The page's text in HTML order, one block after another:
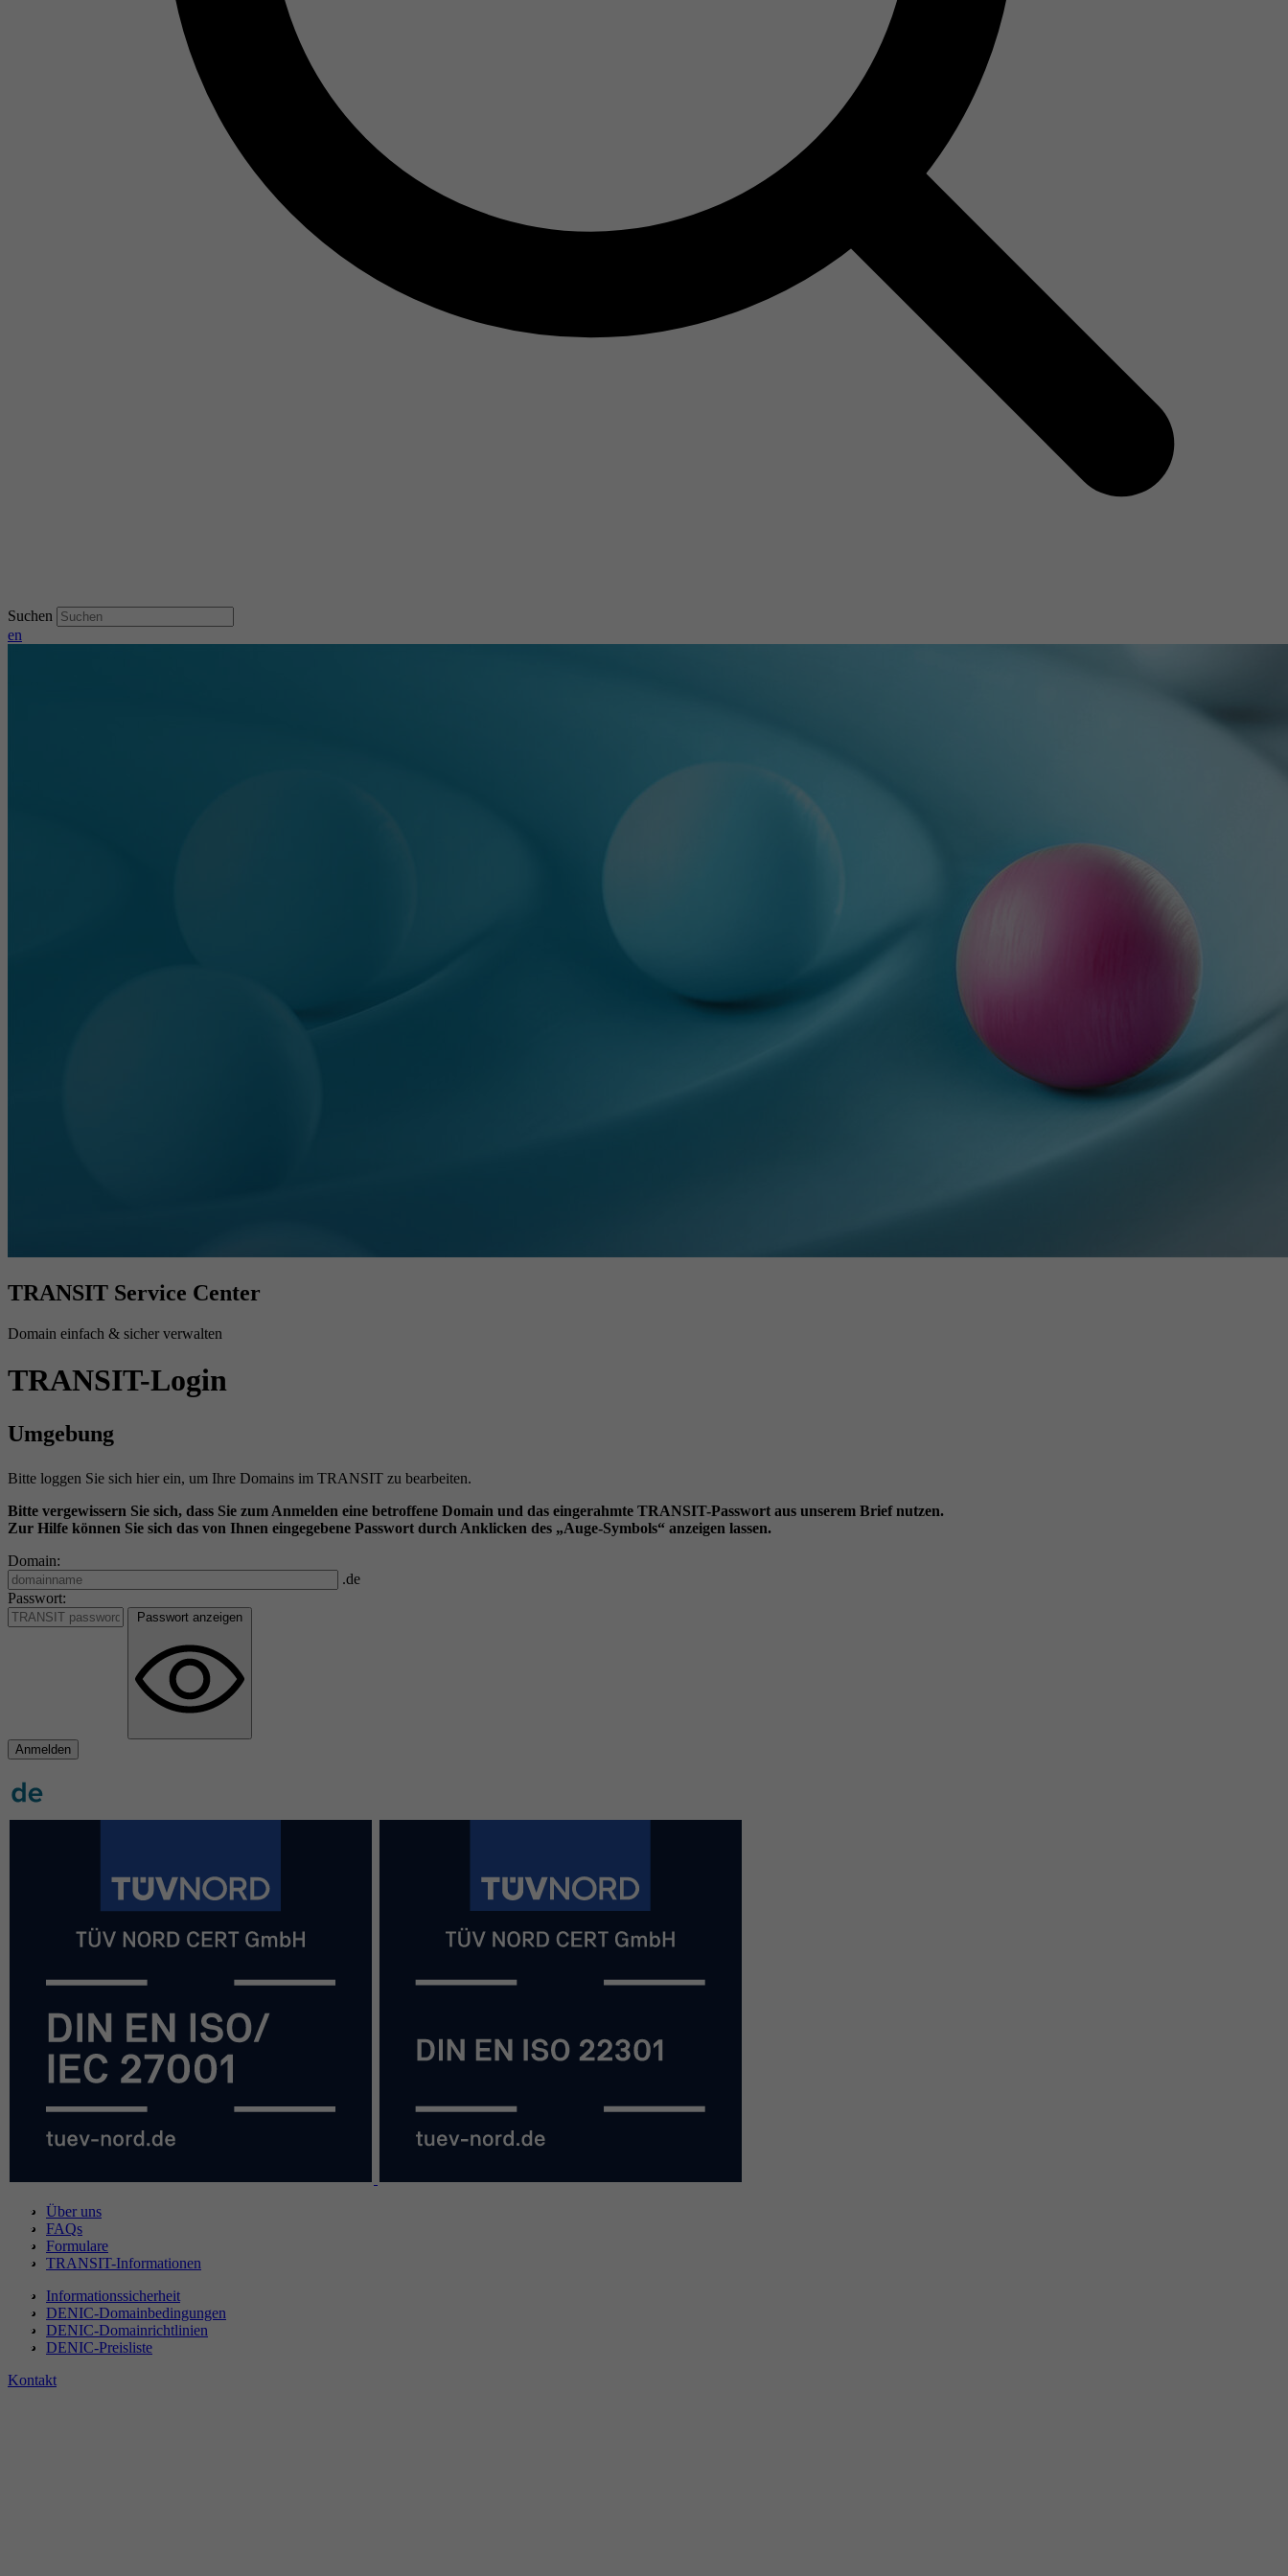
Suchen
en
TRANSIT Service Center
Domain einfach & sicher verwalten
TRANSIT-Login
Umgebung
Bitte loggen Sie sich hier ein, um Ihre Domains im TRANSIT zu bearbeiten.
Bitte vergewissern Sie sich, dass Sie zum Anmelden eine betroffene Domain und das eingerahmte TRANSIT-Passwort aus unserem Brief nutzen.
Zur Hilfe können Sie sich das von Ihnen eingegebene Passwort durch Anklicken des „Auge-Symbols“ anzeigen lassen.
Domain:
.de
Passwort:
Passwort anzeigen
Über uns
FAQs
Formulare
TRANSIT-Informationen
Informationssicherheit
DENIC-Domainbedingungen
DENIC-Domainrichtlinien
DENIC-Preisliste
Kontakt